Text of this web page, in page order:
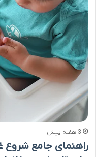
3 هفته پیش
راهنمای جامع شروع